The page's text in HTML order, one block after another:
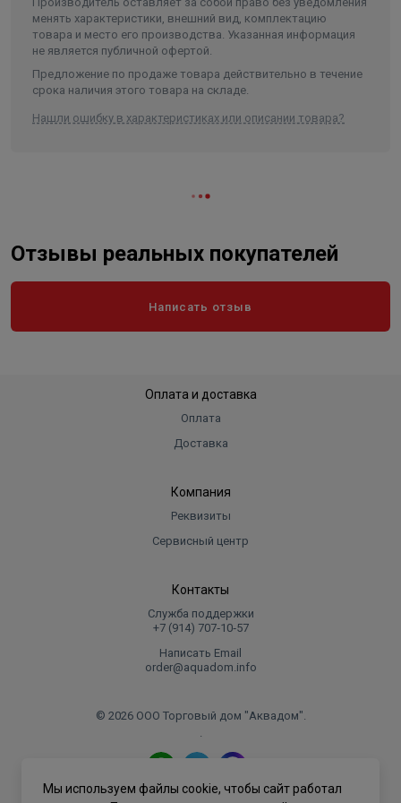
Ширина 94
0.008836
менять характеристики, внешний вид, комплектацию
товара и место его производства. Указанная информация
не является публичной офертой.
Предложение по продаже товара действительно в течение
срока наличия этого товара на складе.
Нашли ошибку в характеристиках или описании товара?
Отзывы реальных покупателей
Написать отзыв
Оплата и доставка
Оплата
Доставка
Компания
Реквизиты
Сервисный центр
Контакты
Служба поддержки
+7 (914) 707‑10‑57
Написать Email
order@aquadom.info
© 2026 ООО Торговый дом "Аквадом".
.
Политика конфиденциальности
Мы используем файлы cookie, чтобы сайт работал